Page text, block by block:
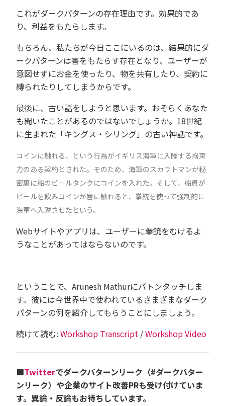
これがダークパターンの存在理由です。効果的であ
り、利益をもたら します。
もちろん、私たちが今日ここにいるのは、結果的にダ
ークパターンは害をもたらす存在となり、ユーザーが
意図せずにお金を使ったり、物を共有したり、契約に
縛られたりしてしまうからです。
最後に、古い話をしようと思います。おそらくあなた
も聞いたことがあるのではないでしょうか。18世紀
に生まれた「キングス・シリング」の古い神話です。
コインに触れる、という行為がイギリス海軍に入隊する拘束
力のある契約とされた。そのため、海軍のスカウトマンが秘
密裏に船のビールタンクにコインを入れた。そして、船員が
ビールを飲みコインが唇に触れると、拳銃を使って強制的に
海軍へ入隊させたという。
Webサイトやアプリは、ユーザーに拳銃をむけるよ
うなことがあってはならないのです。
ということで、Arunesh Mathurにバトンタッチしま
す。彼には今世界中で使われているさまざまなダーク
パターンの例を紹介してもらうことにしましょう。
続けて読む: Workshop Transcript /Workshop Video
■Twitterでダークパターンリーク（#ダークパター
ンリーク）や企業のサイト改善PRも受け付けていま
す。異論・反論もお待ちしています。